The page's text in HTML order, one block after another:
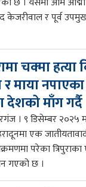
केजरीवाल र पूर्व
चक्मा
माया
माँग गर्दै
। ९ डिसेम्बर २०२५
एक
परेका
गएको छ ।